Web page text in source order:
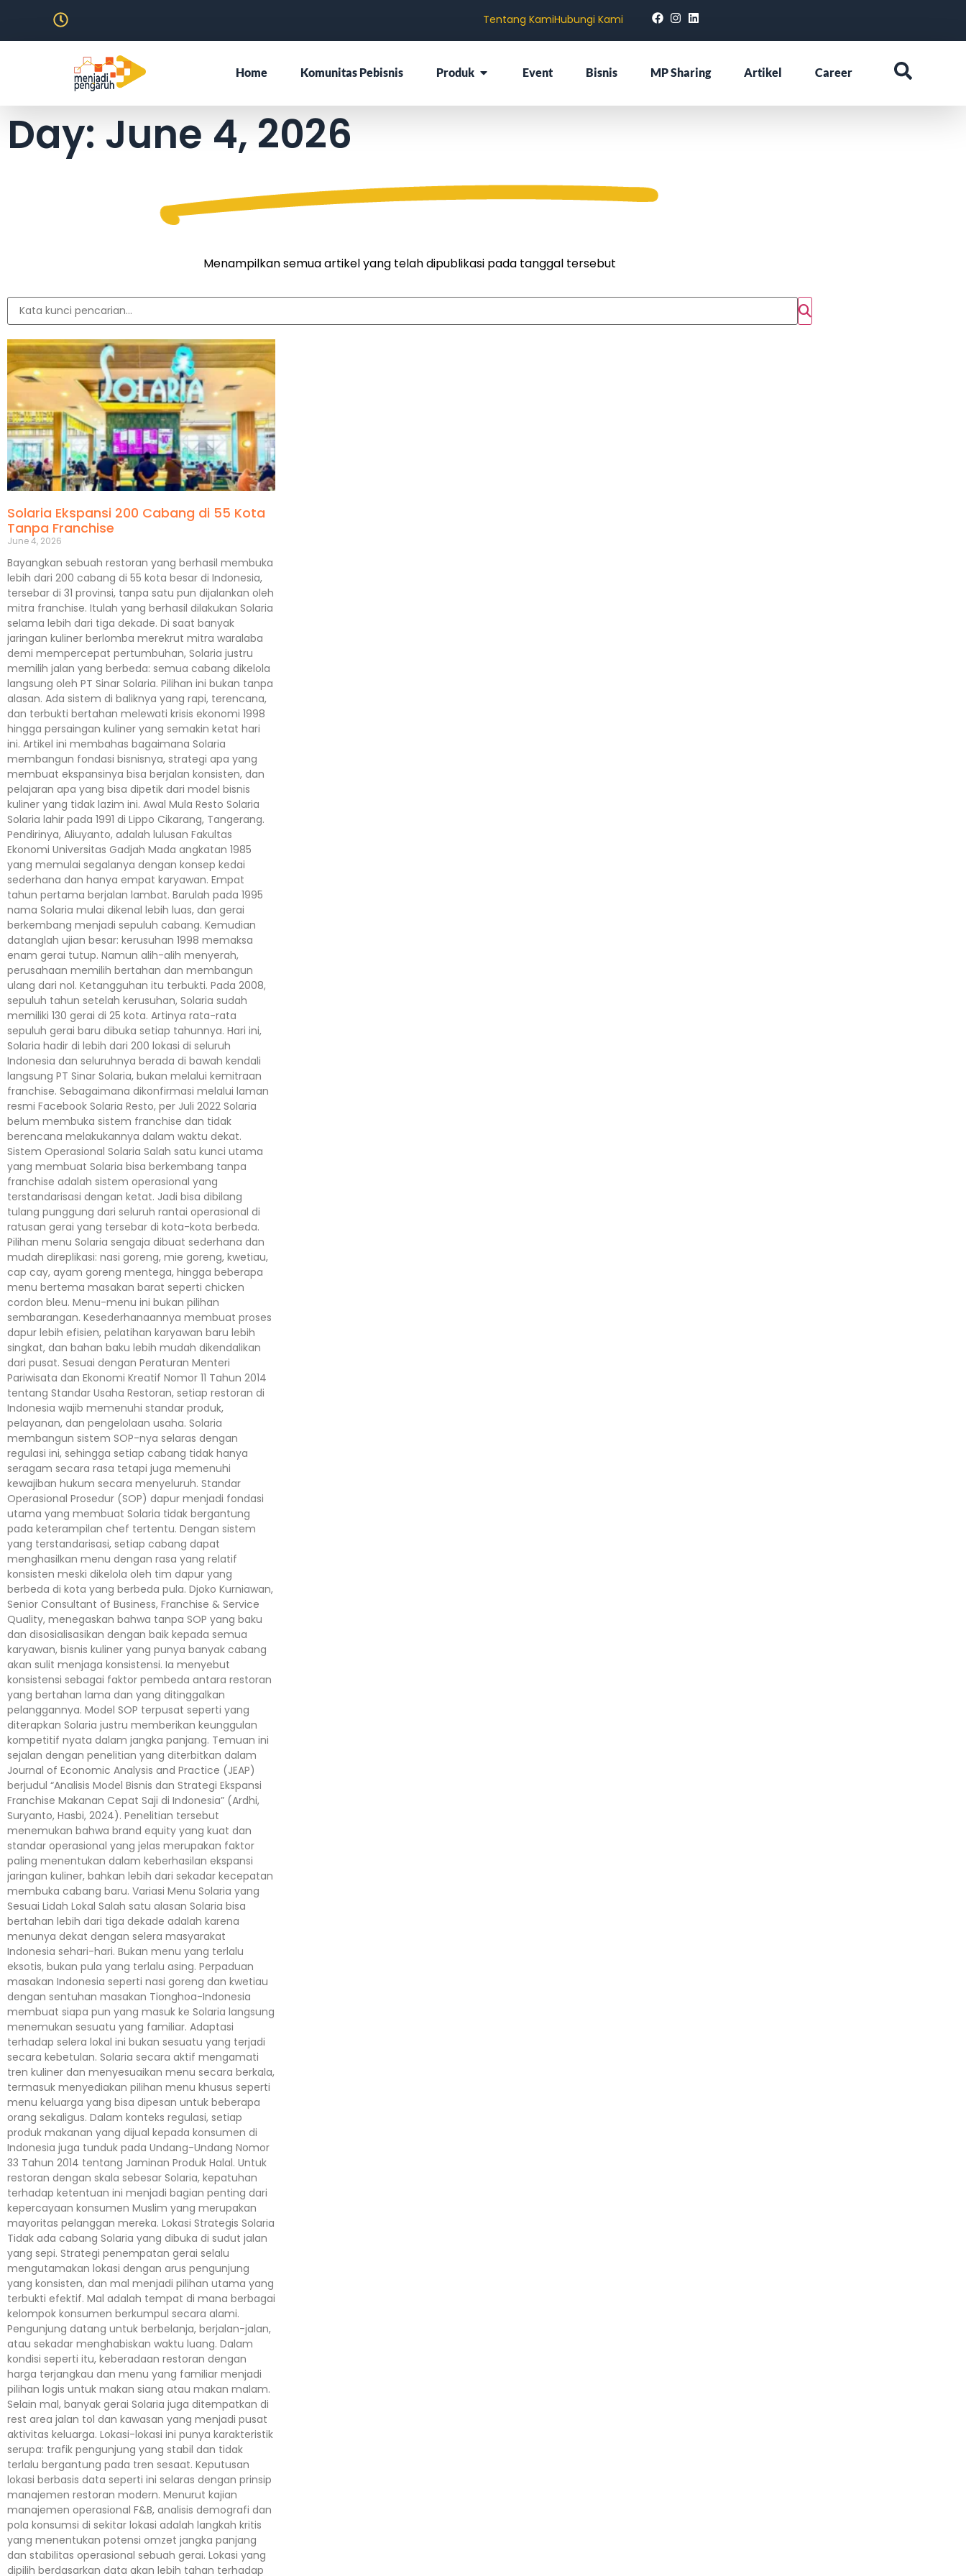
Tentang KamiHubungi Kami
Home Komunitas Pebisnis Produk Event Bisnis MP Sharing Artikel Career
Day: June 4, 2026
Menampilkan semua artikel yang telah dipublikasi pada tanggal tersebut
Solaria Ekspansi 200 Cabang di 55 Kota
Tanpa Franchise
June 4, 2026
Bayangkan sebuah restoran yang berhasil membuka
lebih dari 200 cabang di 55 kota besar di Indonesia,
tersebar di 31 provinsi, tanpa satu pun dijalankan oleh
mitra franchise. Itulah yang berhasil dilakukan Solaria
selama lebih dari tiga dekade. Di saat banyak
jaringan kuliner berlomba merekrut mitra waralaba
demi mempercepat pertumbuhan, Solaria justru
memilih jalan yang berbeda: semua cabang dikelola
langsung oleh PT Sinar Solaria. Pilihan ini bukan tanpa
alasan. Ada sistem di baliknya yang rapi, terencana,
dan terbukti bertahan melewati krisis ekonomi 1998
hingga persaingan kuliner yang semakin ketat hari
ini. Artikel ini membahas bagaimana Solaria
membangun fondasi bisnisnya, strategi apa yang
membuat ekspansinya bisa berjalan konsisten, dan
pelajaran apa yang bisa dipetik dari model bisnis
kuliner yang tidak lazim ini. Awal Mula Resto Solaria
Solaria lahir pada 1991 di Lippo Cikarang, Tangerang.
Pendirinya, Aliuyanto, adalah lulusan Fakultas
Ekonomi Universitas Gadjah Mada angkatan 1985
yang memulai segalanya dengan konsep kedai
sederhana dan hanya empat karyawan. Empat
tahun pertama berjalan lambat. Barulah pada 1995
nama Solaria mulai dikenal lebih luas, dan gerai
berkembang menjadi sepuluh cabang. Kemudian
datanglah ujian besar: kerusuhan 1998 memaksa
enam gerai tutup. Namun alih-alih menyerah,
perusahaan memilih bertahan dan membangun
ulang dari nol. Ketangguhan itu terbukti. Pada 2008,
sepuluh tahun setelah kerusuhan, Solaria sudah
memiliki 130 gerai di 25 kota. Artinya rata-rata
sepuluh gerai baru dibuka setiap tahunnya. Hari ini,
Solaria hadir di lebih dari 200 lokasi di seluruh
Indonesia dan seluruhnya berada di bawah kendali
langsung PT Sinar Solaria, bukan melalui kemitraan
franchise. Sebagaimana dikonfirmasi melalui laman
resmi Facebook Solaria Resto, per Juli 2022 Solaria
belum membuka sistem franchise dan tidak
berencana melakukannya dalam waktu dekat.
Sistem Operasional Solaria Salah satu kunci utama
yang membuat Solaria bisa berkembang tanpa
franchise adalah sistem operasional yang
terstandarisasi dengan ketat. Jadi bisa dibilang
tulang punggung dari seluruh rantai operasional di
ratusan gerai yang tersebar di kota-kota berbeda.
Pilihan menu Solaria sengaja dibuat sederhana dan
mudah direplikasi: nasi goreng, mie goreng, kwetiau,
cap cay, ayam goreng mentega, hingga beberapa
menu bertema masakan barat seperti chicken
cordon bleu. Menu-menu ini bukan pilihan
sembarangan. Kesederhanaannya membuat proses
dapur lebih efisien, pelatihan karyawan baru lebih
singkat, dan bahan baku lebih mudah dikendalikan
dari pusat. Sesuai dengan Peraturan Menteri
Pariwisata dan Ekonomi Kreatif Nomor 11 Tahun 2014
tentang Standar Usaha Restoran, setiap restoran di
Indonesia wajib memenuhi standar produk,
pelayanan, dan pengelolaan usaha. Solaria
membangun sistem SOP-nya selaras dengan
regulasi ini, sehingga setiap cabang tidak hanya
seragam secara rasa tetapi juga memenuhi
kewajiban hukum secara menyeluruh. Standar
Operasional Prosedur (SOP) dapur menjadi fondasi
utama yang membuat Solaria tidak bergantung
pada keterampilan chef tertentu. Dengan sistem
yang terstandarisasi, setiap cabang dapat
menghasilkan menu dengan rasa yang relatif
konsisten meski dikelola oleh tim dapur yang
berbeda di kota yang berbeda pula. Djoko Kurniawan,
Senior Consultant of Business, Franchise & Service
Quality, menegaskan bahwa tanpa SOP yang baku
dan disosialisasikan dengan baik kepada semua
karyawan, bisnis kuliner yang punya banyak cabang
akan sulit menjaga konsistensi. Ia menyebut
konsistensi sebagai faktor pembeda antara restoran
yang bertahan lama dan yang ditinggalkan
pelanggannya. Model SOP terpusat seperti yang
diterapkan Solaria justru memberikan keunggulan
kompetitif nyata dalam jangka panjang. Temuan ini
sejalan dengan penelitian yang diterbitkan dalam
Journal of Economic Analysis and Practice (JEAP)
berjudul “Analisis Model Bisnis dan Strategi Ekspansi
Franchise Makanan Cepat Saji di Indonesia” (Ardhi,
Suryanto, Hasbi, 2024). Penelitian tersebut
menemukan bahwa brand equity yang kuat dan
standar operasional yang jelas merupakan faktor
paling menentukan dalam keberhasilan ekspansi
jaringan kuliner, bahkan lebih dari sekadar kecepatan
membuka cabang baru. Variasi Menu Solaria yang
Sesuai Lidah Lokal Salah satu alasan Solaria bisa
bertahan lebih dari tiga dekade adalah karena
menunya dekat dengan selera masyarakat
Indonesia sehari-hari. Bukan menu yang terlalu
eksotis, bukan pula yang terlalu asing. Perpaduan
masakan Indonesia seperti nasi goreng dan kwetiau
dengan sentuhan masakan Tionghoa-Indonesia
membuat siapa pun yang masuk ke Solaria langsung
menemukan sesuatu yang familiar. Adaptasi
terhadap selera lokal ini bukan sesuatu yang terjadi
secara kebetulan. Solaria secara aktif mengamati
tren kuliner dan menyesuaikan menu secara berkala,
termasuk menyediakan pilihan menu khusus seperti
menu keluarga yang bisa dipesan untuk beberapa
orang sekaligus. Dalam konteks regulasi, setiap
produk makanan yang dijual kepada konsumen di
Indonesia juga tunduk pada Undang-Undang Nomor
33 Tahun 2014 tentang Jaminan Produk Halal. Untuk
restoran dengan skala sebesar Solaria, kepatuhan
terhadap ketentuan ini menjadi bagian penting dari
kepercayaan konsumen Muslim yang merupakan
mayoritas pelanggan mereka. Lokasi Strategis Solaria
Tidak ada cabang Solaria yang dibuka di sudut jalan
yang sepi. Strategi penempatan gerai selalu
mengutamakan lokasi dengan arus pengunjung
yang konsisten, dan mal menjadi pilihan utama yang
terbukti efektif. Mal adalah tempat di mana berbagai
kelompok konsumen berkumpul secara alami.
Pengunjung datang untuk berbelanja, berjalan-jalan,
atau sekadar menghabiskan waktu luang. Dalam
kondisi seperti itu, keberadaan restoran dengan
harga terjangkau dan menu yang familiar menjadi
pilihan logis untuk makan siang atau makan malam.
Selain mal, banyak gerai Solaria juga ditempatkan di
rest area jalan tol dan kawasan yang menjadi pusat
aktivitas keluarga. Lokasi-lokasi ini punya karakteristik
serupa: trafik pengunjung yang stabil dan tidak
terlalu bergantung pada tren sesaat. Keputusan
lokasi berbasis data seperti ini selaras dengan prinsip
manajemen restoran modern. Menurut kajian
manajemen operasional F&B, analisis demografi dan
pola konsumsi di sekitar lokasi adalah langkah kritis
yang menentukan potensi omzet jangka panjang
dan stabilitas operasional sebuah gerai. Lokasi yang
dipilih berdasarkan data akan lebih tahan terhadap